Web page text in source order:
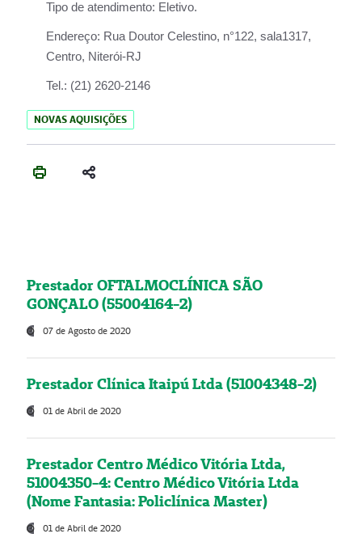
Tipo de atendimento: Eletivo.
Endereço: Rua Doutor Celestino, n°122, sala1317,
Centro, Niterói-RJ
Tel.: (21) 2620-2146
NOVAS AQUISIÇÕES
Prestador OFTALMOCLÍNICA SÃO
GONÇALO (55004164-2)
07 de Agosto de 2020
Prestador Clínica Itaipú Ltda (51004348-2)
01 de Abril de 2020
Prestador Centro Médico Vitória Ltda,
51004350-4: Centro Médico Vitória Ltda
(Nome Fantasia: Policlínica Master)
01 de Abril de 2020